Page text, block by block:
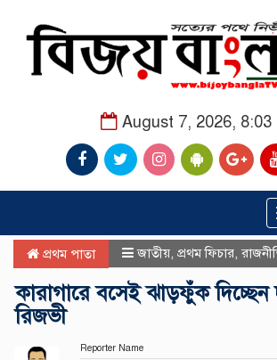
August 7, 2026, 8:03
প্রথম পাতা জাতীয় প্রথম ফিচার
কারাগারে বসেই ঝাড়ফুঁক
রিজভী
Reporter Name